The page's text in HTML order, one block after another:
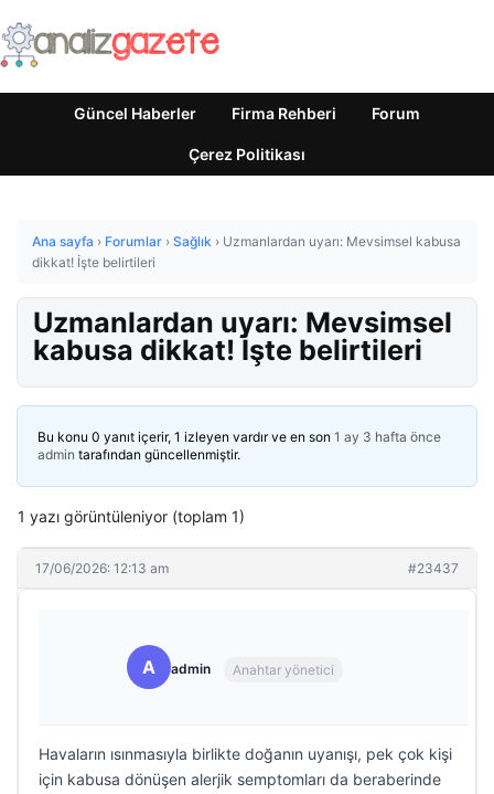
Güncel Haberler Firma Rehberi Forum
Çerez Politikası
Ana sayfa › Forumlar › Sağlık › Uzmanlardan uyarı: Mevsimsel kabusa
dikkat! İşte belirtileri
Uzmanlardan uyarı: Mevsimsel
kabusa dikkat! İşte belirtileri
Bu konu 0 yanıt içerir, 1 izleyen vardır ve en son 1 ay 3 hafta önce
admin tarafından güncellenmiştir.
1 yazı görüntüleniyor (toplam 1)
17/06/2026: 12:13 am #23437
A admin Anahtar yönetici
Havaların ısınmasıyla birlikte doğanın uyanışı, pek çok kişi
için kabusa dönüşen alerjik semptomları da beraberinde